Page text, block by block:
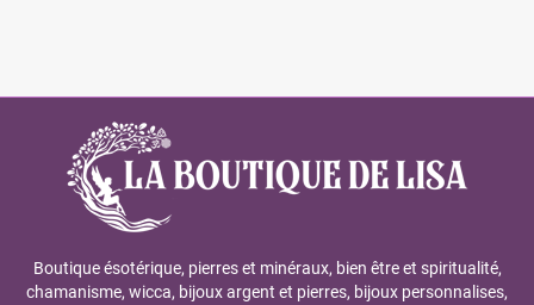
Boutique ésotérique, pierres et minéraux, bien être et spiritualité,
chamanisme, wicca, bijoux argent et pierres, bijoux personnalises,